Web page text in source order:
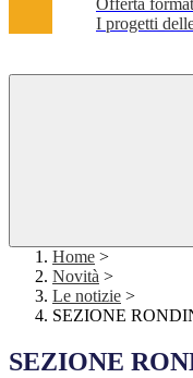
Offerta
I progetti
Home >
Novità >
Le notizie >
SEZIONE
SEZIONE